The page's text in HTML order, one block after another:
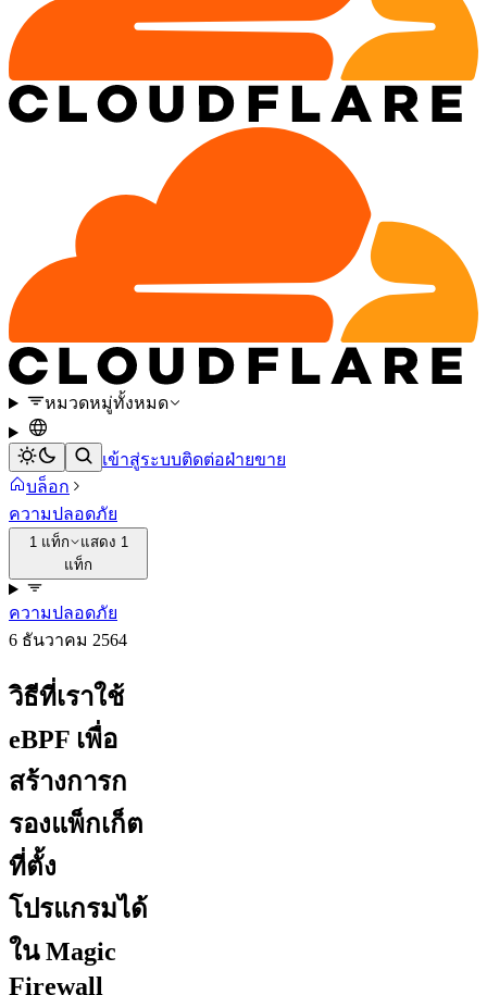
หมวดหมู่ทั้งหมด
เข้าสู่ระบบติดต่อฝ่ายขาย
บล็อก
ความปลอดภัย
1 แท็ก
แสดง 1
แท็ก
ความปลอดภัย
6 ธันวาคม 2564
วิธีที่เราใช้
eBPF เพื่อ
สร้างการก
รองแพ็กเก็ต
ที่ตั้ง
โปรแกรมได้
ใน Magic
Firewall